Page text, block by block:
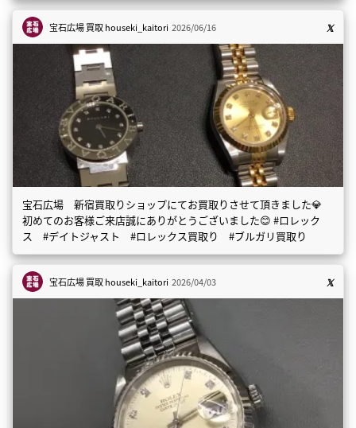
宝石広場 買取houseki_kaitori 2026/06/16
宝石広場 新宿買取りショップにてお買取りさせて頂きました💎
初めてのお客様ご来店誠にありがとうございました😊 #ロレック
ス #デイトジャスト #ロレックス買取り #ブルガリ買取り
宝石広場 買取houseki_kaitori 2026/04/03